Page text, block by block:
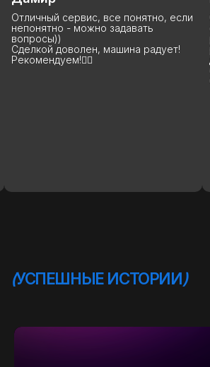
Сделка состоялась, все прошло
отлично, покупкой доволен,
рекомендую эту компанию StepAuto,
ребята молодцы, свои слова
держат! Еще раз выражаю свою